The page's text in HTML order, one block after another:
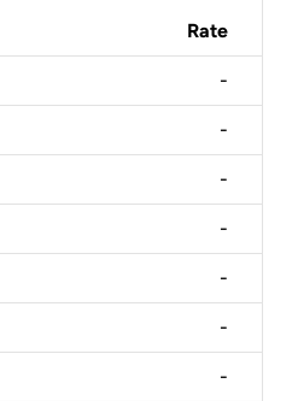
Rate
-
-
-
-
-
-
-